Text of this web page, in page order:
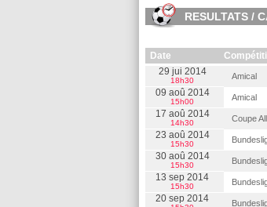
RESULTATS /
Date
29 jui 2014
18h30 Amical
09 aoû 2014
15h00 Amical
17 aoû 2014
14h30 Coupe
23 aoû 2014
15h30
30 aoû 2014
15h30
13 sep 2014
15h30
20 sep 2014